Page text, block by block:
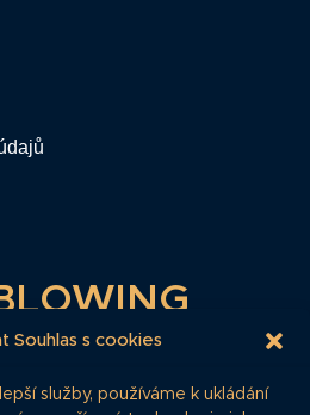
Souhlas s cookies
služby, používáme k ukládání
k anonymnímu zaslání